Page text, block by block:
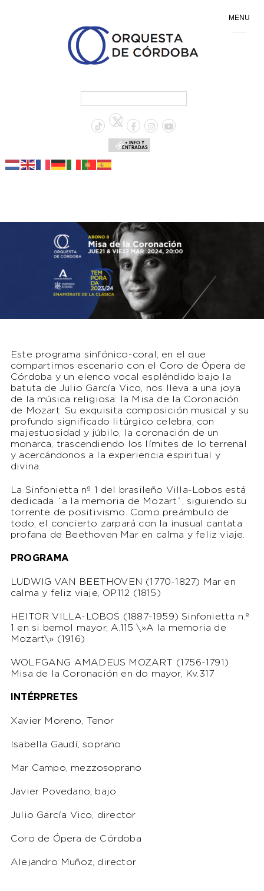
+ INFO Y
ENTRADAS
Este programa sinfónico-coral, en el que
compartimos escenario con el Coro de Ópera de
Córdoba y un elenco vocal espléndido bajo la
batuta de Julio García Vico, nos lleva a una joya
de la música religiosa: la Misa de la Coronación
de Mozart. Su exquisita composición musical y su
profundo significado litúrgico celebra, con
majestuosidad y júbilo, la coronación de un
monarca, trascendiendo los límites de lo terrenal
y acercándonos a la experiencia espiritual y
divina.
La Sinfonietta nº 1 del brasileño Villa-Lobos está
dedicada ´a la memoria de Mozart´, siguiendo su
torrente de positivismo. Como preámbulo de
todo, el concierto zarpará con la inusual cantata
profana de Beethoven Mar en calma y feliz viaje.
PROGRAMA
LUDWIG VAN BEETHOVEN (1770-1827) Mar en
calma y feliz viaje, OP.112 (1815)
HEITOR VILLA-LOBOS (1887-1959) Sinfonietta n.º
1 en si bemol mayor, A.115 \»A la memoria de
Mozart\» (1916)
WOLFGANG AMADEUS MOZART (1756-1791)
Misa de la Coronación en do mayor, Kv.317
INTÉRPRETES
Xavier Moreno, Tenor
Isabella Gaudí, soprano
Mar Campo, mezzosoprano
Javier Povedano, bajo
Julio García Vico, director
Coro de Ópera de Córdoba
Alejandro Muñoz, director
MENU